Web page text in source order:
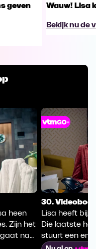
geven
Wauw! Lisa
Bekijk nu de
heen
Zijn het
naar
30.
Lisa heeft
Die laatste
stuurt een
naar haar.